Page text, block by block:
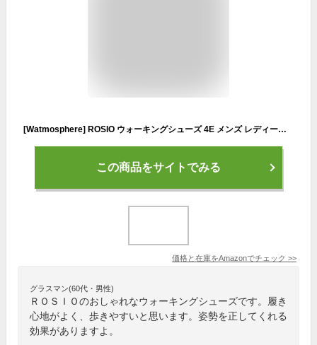
[Watmosphere] ROSIO ウォーキングシューズ 4E メンズ レディース ロシオ 15° かかと ダイエット ブラック 26.5cm
この商品をサイトでみる
価格と在庫をAmazonでチェック >>
グラスマン(60代・男性)
ＲＯＳＩＯのおしゃれなウォーキングシューズです。履き
心地がよく、歩きやすいと思います。姿勢を正してくれる
効果がありますよ。